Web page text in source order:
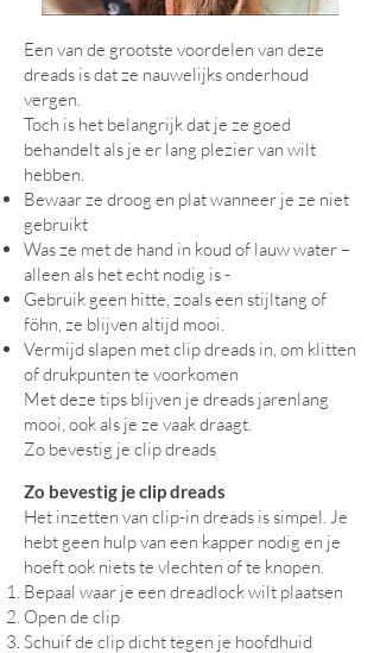
Een van de grootste voordelen van deze
dreads is dat ze nauwelijks onderhoud
vergen.
Toch is het belangrijk dat je ze goed
behandelt als je er lang plezier van wilt
hebben.
Bewaar ze droog en plat wanneer je ze niet
gebruikt
Was ze met de hand in koud of lauw water –
alleen als het echt nodig is -
Gebruik geen hitte, zoals een stijltang of
föhn, ze blijven altijd mooi.
Vermijd slapen met clip dreads in, om klitten
of drukpunten te voorkomen
Met deze tips blijven je dreads jarenlang
mooi, ook als je ze vaak draagt.
Zo bevestig je clip dreads
Zo bevestig je clip dreads
Het inzetten van clip-in dreads is simpel. Je
hebt geen hulp van een kapper nodig en je
hoeft ook niets te vlechten of te knopen.
Bepaal waar je een dreadlock wilt plaatsen
Open de clip
Schuif de clip dicht tegen je hoofdhuid